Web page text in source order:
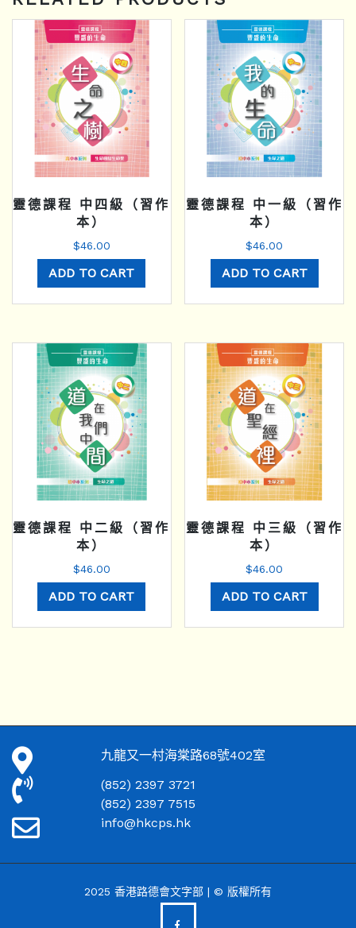
靈德課程 中四級（習作
本）
$46.00
ADD TO CART
靈德課程 中一級（習作
本）
$46.00
ADD TO CART
靈德課程 中二級（習作
本）
$46.00
ADD TO CART
靈德課程 中三級（習作
本）
$46.00
ADD TO CART
九龍又一村海棠路68號402室
(852) 2397 3721
(852) 2397 7515
info@hkcps.hk
2025 香港路德會文字部 | © 版權所有